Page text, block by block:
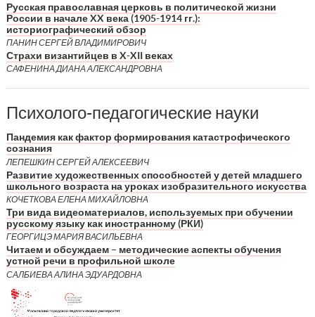
Русская православная церковь в политической жизни
России в начале XX века (1905-1914 гг.):
историографический обзор
ПАНИН СЕРГЕЙ ВЛАДИМИРОВИЧ
Страхи византийцев в X-XII веках
САФЕНИНА ДИАНА АЛЕКСАНДРОВНА
Психолого-педагогические науки
Пандемия как фактор формирования катастрофического
сознания
ЛЕПЕШКИН СЕРГЕЙ АЛЕКСЕЕВИЧ
Развитие художественных способностей у детей младшего
школьного возраста на уроках изобразительного искусства
КОЧЕТКОВА ЕЛЕНА МИХАЙЛОВНА
Три вида видеоматериалов, используемых при обучении
русскому языку как иностранному (РКИ)
ГЕОРГИЦЭ МАРИЯ ВАСИЛЬЕВНА
Читаем и обсуждаем – методические аспекты обучения
устной речи в профильной школе
САЛБИЕВА АЛИНА ЭДУАРДОВНА